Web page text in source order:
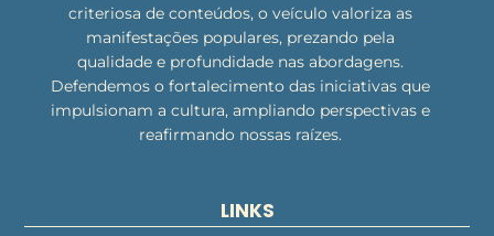
criteriosa de conteúdos, o veículo valoriza as
manifestações populares, prezando pela
qualidade e profundidade nas abordagens.
Defendemos o fortalecimento das iniciativas que
impulsionam a cultura, ampliando perspectivas e
reafirmando nossas raízes.
LINKS